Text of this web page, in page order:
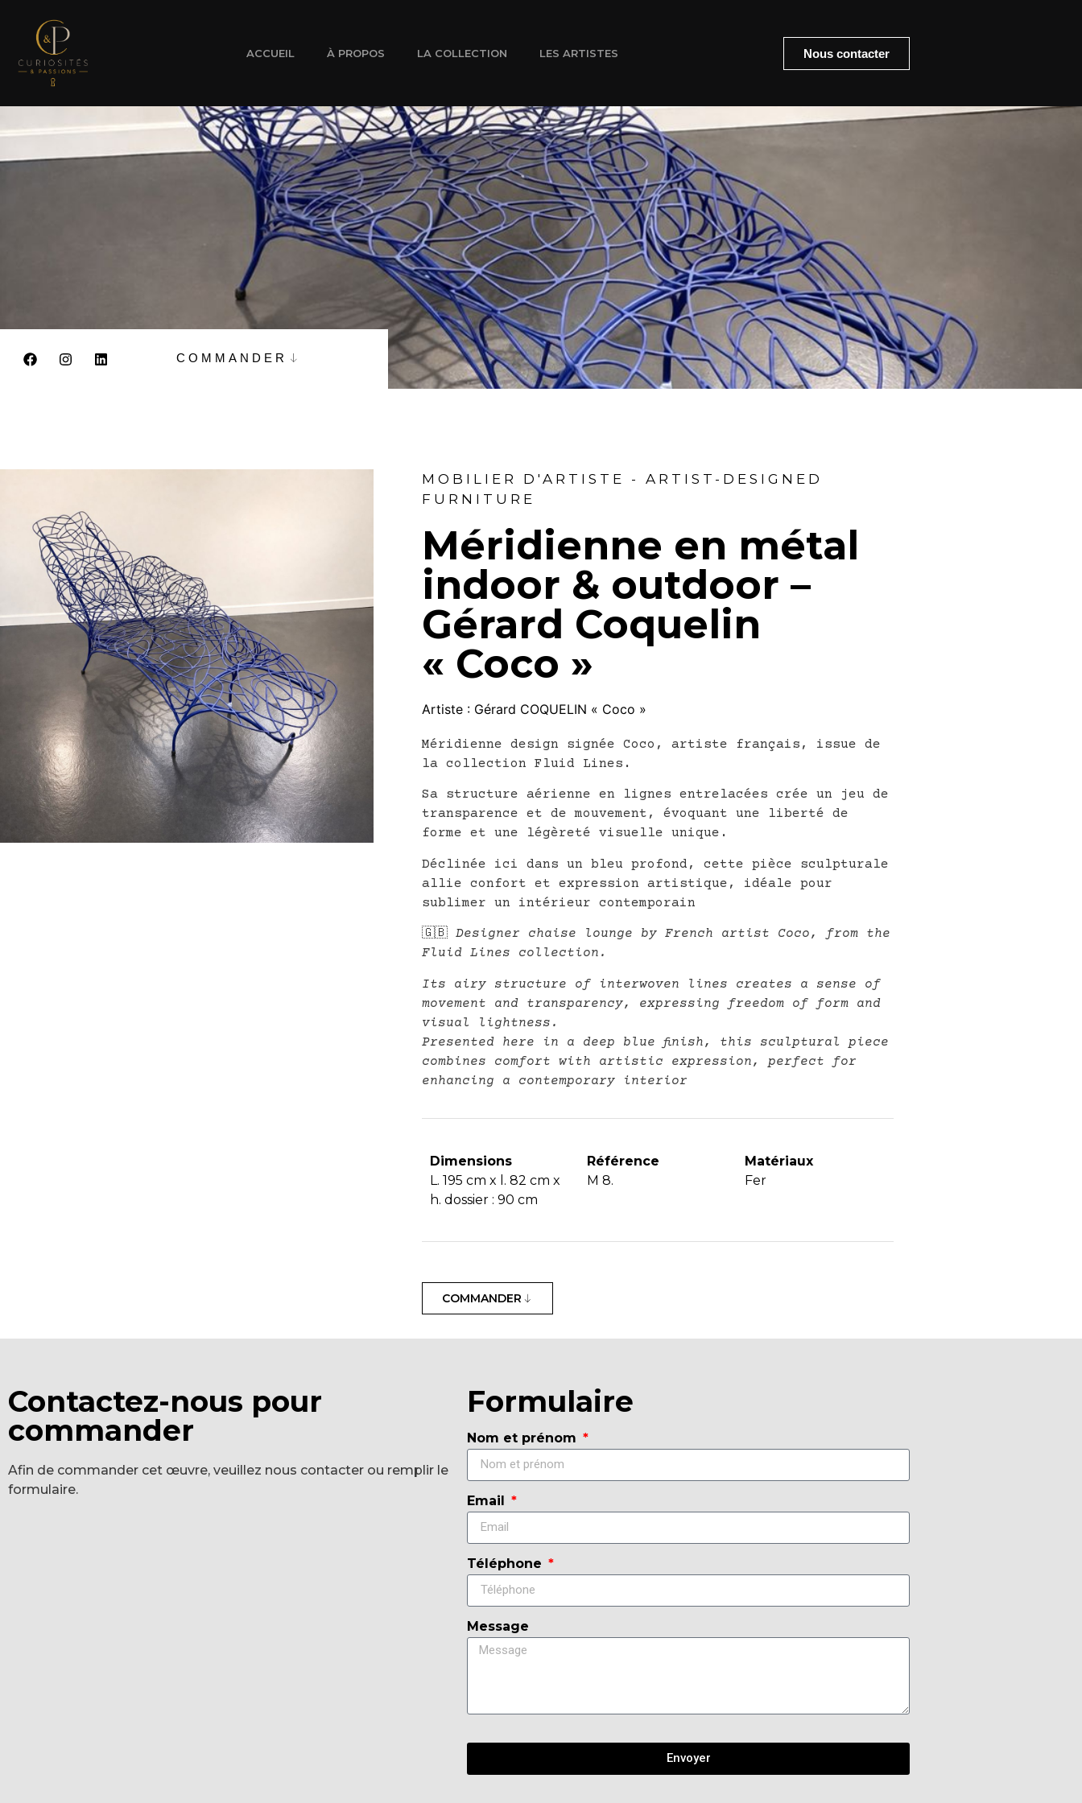
ACCUEIL À PROPOS LA COLLECTION LES ARTISTES Nous contacter
COMMANDER
MOBILIER D'ARTISTE - ARTIST-DESIGNED
FURNITURE
Méridienne en métal
indoor & outdoor –
Gérard Coquelin
« Coco »
Artiste : Gérard COQUELIN « Coco »
Méridienne design signée Coco, artiste français, issue de
la collection Fluid Lines.
Sa structure aérienne en lignes entrelacées crée un jeu de
transparence et de mouvement, évoquant une liberté de
forme et une légèreté visuelle unique.
Déclinée ici dans un bleu profond, cette pièce sculpturale
allie confort et expression artistique, idéale pour
sublimer un intérieur contemporain
🇬🇧 Designer chaise lounge by French artist Coco, from the
Fluid Lines collection.
Its airy structure of interwoven lines creates a sense of
movement and transparency, expressing freedom of form and
visual lightness.
Presented here in a deep blue finish, this sculptural piece
combines comfort with artistic expression, perfect for
enhancing a contemporary interior
Dimensions
L. 195 cm x l. 82 cm x
h. dossier : 90 cm
Référence
M 8.
Matériaux
Fer
COMMANDER
Contactez-nous pour
commander
Afin de commander cet œuvre, veuillez nous contacter ou remplir le
formulaire.
Formulaire
Nom et prénom
Email
Téléphone
Message
Envoyer